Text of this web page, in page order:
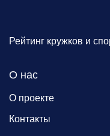
Рейтинг кружков и
О нас
О проекте
Контакты